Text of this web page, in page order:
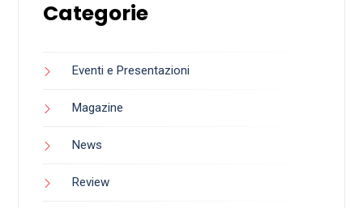
Categorie
Eventi e Presentazioni
Magazine
News
Review